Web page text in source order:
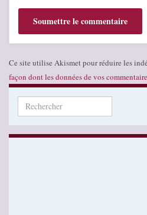
Ce site utilise Akismet pour réduire les
façon dont les données de vos
Search for: